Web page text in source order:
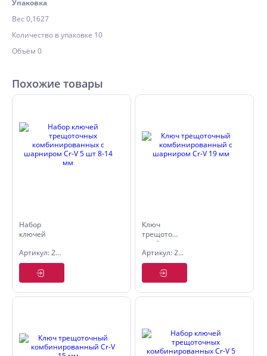
Упаковка
Вес 0,1627
Количество в упаковке 10
Объём 0
Похожие товары
Набор
ключей
комбинированных
с
шарниром
Cr-V 5 шт
8-14 мм
Артикул: 2735901
Ключ
трещоточный
комбинированный
с
шарниром
Cr-V 19 мм
Артикул: 2725824